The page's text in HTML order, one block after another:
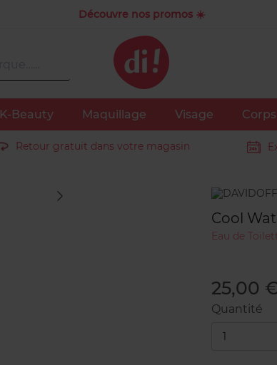
Découvre nos promos ☀️
K-Beauty Maquillage Visage Corps
Retour gratuit dans votre magasin
Marque
Cool
Eau de
25,00
Quantité
1